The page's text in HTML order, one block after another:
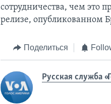
сотрудничества, чем это
релизе, опубликованном
Поделиться
Русская служба